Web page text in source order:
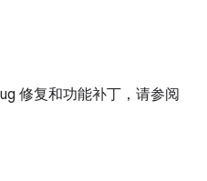
修复和功能补丁，请参阅